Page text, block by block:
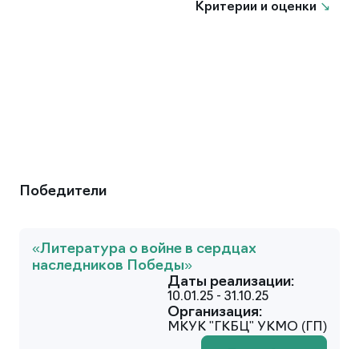
Критерии и оценки ↘︎
Победители
«Литература о войне в сердцах
наследников Победы»
Даты реализации:
10.01.25 - 31.10.25
Организация:
МКУК "ГКБЦ" УКМО (ГП)